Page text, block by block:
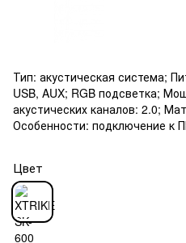
Тип: акустическая система;
USB, AUX; RGB подсветка;
акустических каналов: 2.0;
Особенности: подключение к
Цвет